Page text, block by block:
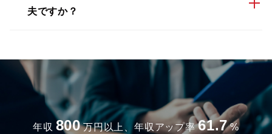
夫ですか？
年収 800 万円以上、年収アップ率 61.7 %